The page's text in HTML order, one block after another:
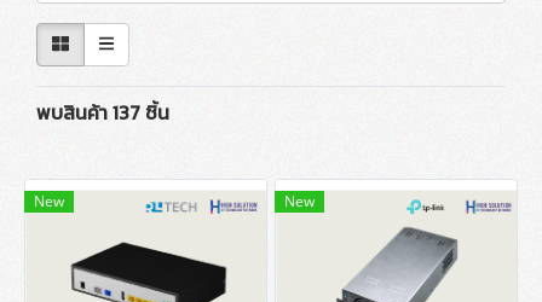
พบสินค้า 137 ชิ้น
New New